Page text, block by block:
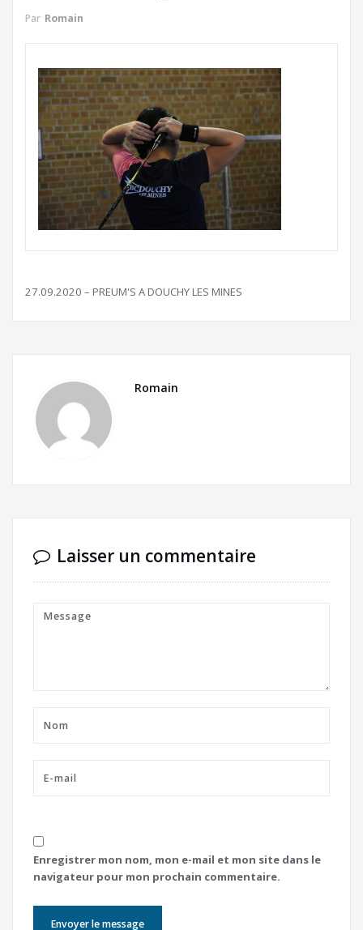
Par Romain
27.09.2020 – PREUM'S A DOUCHY LES MINES
Romain
Laisser un commentaire
Enregistrer mon nom, mon e-mail et mon site dans le
navigateur pour mon prochain commentaire.